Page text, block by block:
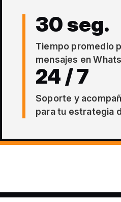
30 seg.
Tiempo promedio
mensajes en
24 / 7
Soporte y
para tu estrategia